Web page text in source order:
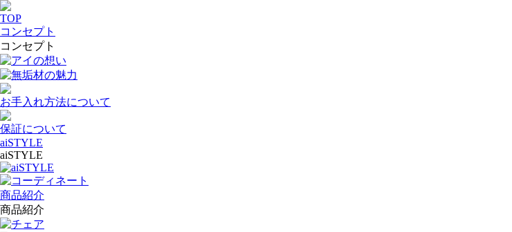
TOP
コンセプト
コンセプト
アイの想い
無垢材の魅力
お手入れ方法について
保証について
aiSTYLE
aiSTYLE
aiSTYLE
コーディネート
商品紹介
商品紹介
チェア